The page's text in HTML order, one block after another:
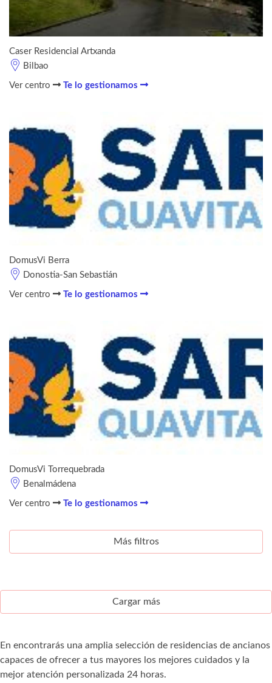
Caser Residencial Artxanda
Bilbao
Ver centro Te lo gestionamos
DomusVi Berra
Donostia-San Sebastián
Ver centro Te lo gestionamos
DomusVi Torrequebrada
Benalmádena
Ver centro Te lo gestionamos
Más filtros
Cargar más
En encontrarás una amplia selección de residencias de ancianos
capaces de ofrecer a tus mayores los mejores cuidados y la
mejor atención personalizada 24 horas.